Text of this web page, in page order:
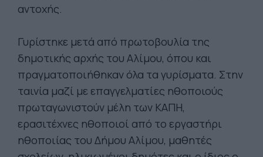
αντοχής.
Γυρίστηκε μετά από πρωτοβουλία της
δημοτικής αρχής του Αλίμου, όπου και
πραγματοποιήθηκαν όλα τα γυρίσματα. Στην
ταινία μαζί με επαγγελματίες ηθοποιούς
πρωταγωνιστούν μέλη των ΚΑΠΗ,
ερασιτέχνες ηθοποιοί από το εργαστήρι
ηθοποιίας του Δήμου Αλίμου, μαθητές